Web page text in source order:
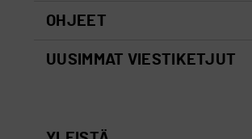
OHJEET
UUSIMMAT VIESTIKETJUT